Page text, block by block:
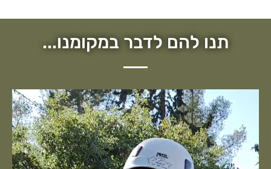
תנו להם לדבר במקומנו...